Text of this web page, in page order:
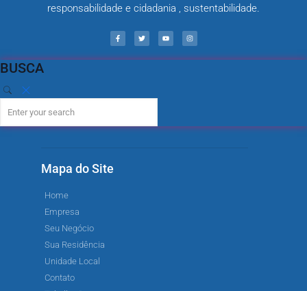
responsabilidade e cidadania , sustentabilidade.
BUSCA
Mapa do Site
Home
Empresa
Seu Negócio
Sua Residência
Unidade Local
Contato